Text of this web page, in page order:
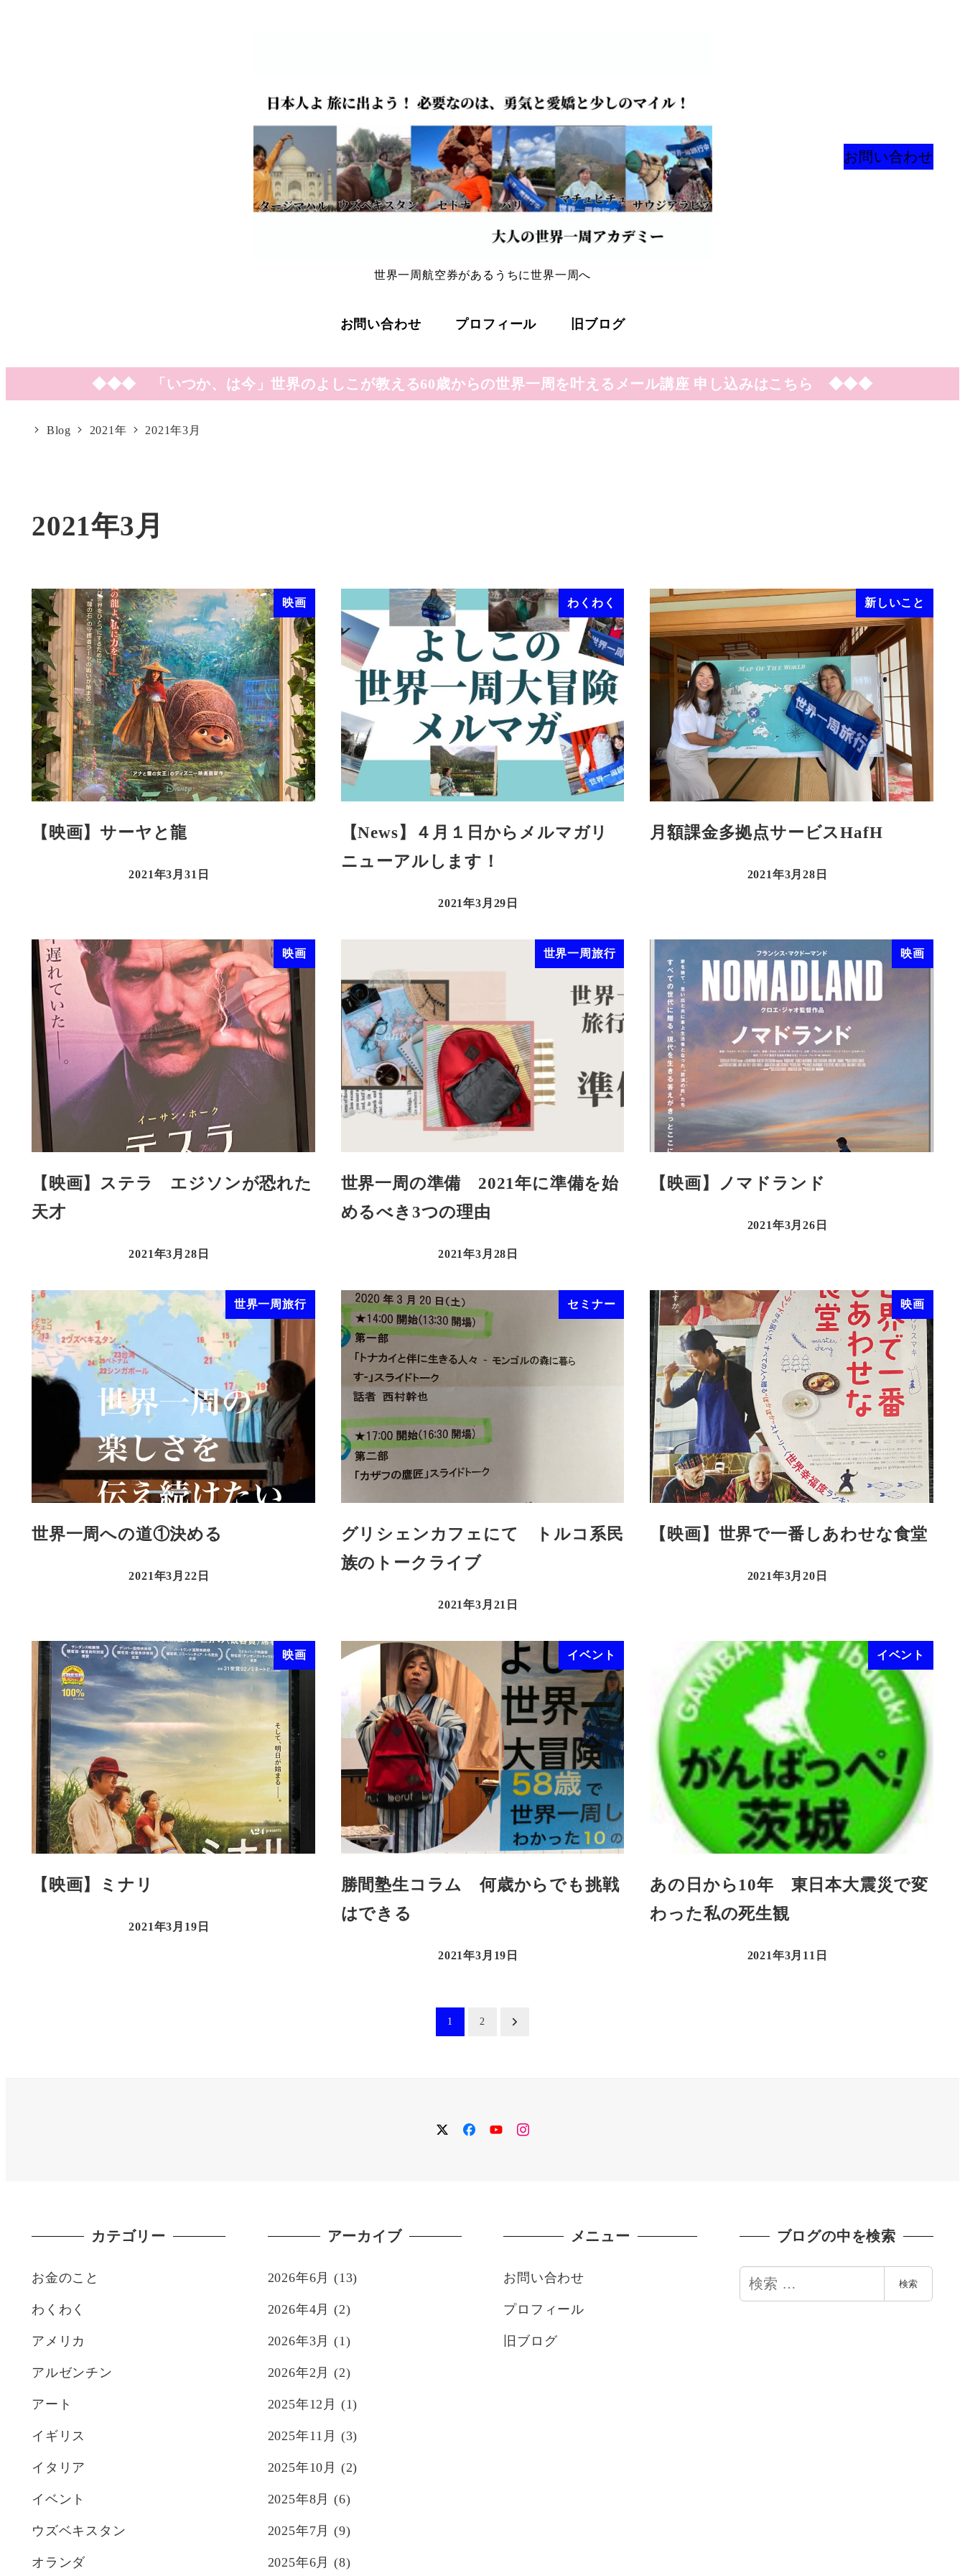
世界一周航空券があるうちに世界一周へ
お問い合わせ
お問い合わせ プロフィール 旧ブログ
◆◆◆ 「いつか、は今」世界のよしこが教える60歳からの世界一周を叶えるメール講座 申し込みはこちら ◆◆◆
Blog 2021年 2021年3月
2021年3月
映画
【映画】サーヤと龍
2021年3月31日
わくわく
【News】４月１日からメルマガリ
ニューアルします！
2021年3月29日
新しいこと
月額課金多拠点サービスHafH
2021年3月28日
映画
【映画】ステラ エジソンが恐れた
天才
2021年3月28日
世界一周旅行
世界一周の準備 2021年に準備を始
めるべき3つの理由
2021年3月28日
映画
【映画】ノマドランド
2021年3月26日
世界一周旅行
世界一周への道①決める
2021年3月22日
セミナー
グリシェンカフェにて トルコ系民
族のトークライブ
2021年3月21日
映画
【映画】世界で一番しあわせな食堂
2021年3月20日
映画
【映画】ミナリ
2021年3月19日
イベント
勝間塾生コラム 何歳からでも挑戦
はできる
2021年3月19日
イベント
あの日から10年 東日本大震災で変
わった私の死生観
2021年3月11日
り
1 2
twitterfacebook
YouTubeinstagram
カテゴリー
お金のこと
わくわく
アメリカ
アルゼンチン
アート
イギリス
イタリア
イベント
ウズベキスタン
オランダ
アーカイブ
2026年6月 (13)
2026年4月 (2)
2026年3月 (1)
2026年2月 (2)
2025年12月 (1)
2025年11月 (3)
2025年10月 (2)
2025年8月 (6)
2025年7月 (9)
2025年6月 (8)
メニュー
お問い合わせ
プロフィール
旧ブログ
ブログの中を検索
検
索
検索